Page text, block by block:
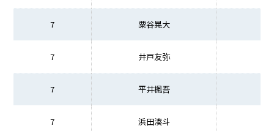
7 粟谷晃大
7 井戸友弥
7 平井楓吾
7 浜田湊斗